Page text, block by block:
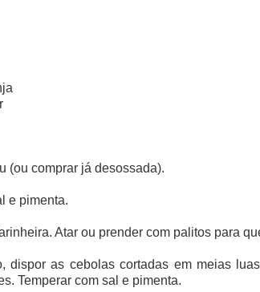
(ou comprar já desossada).
e pimenta.
Atar ou prender com palitos para
dispor as cebolas cortadas em meias
Temperar com sal e pimenta.